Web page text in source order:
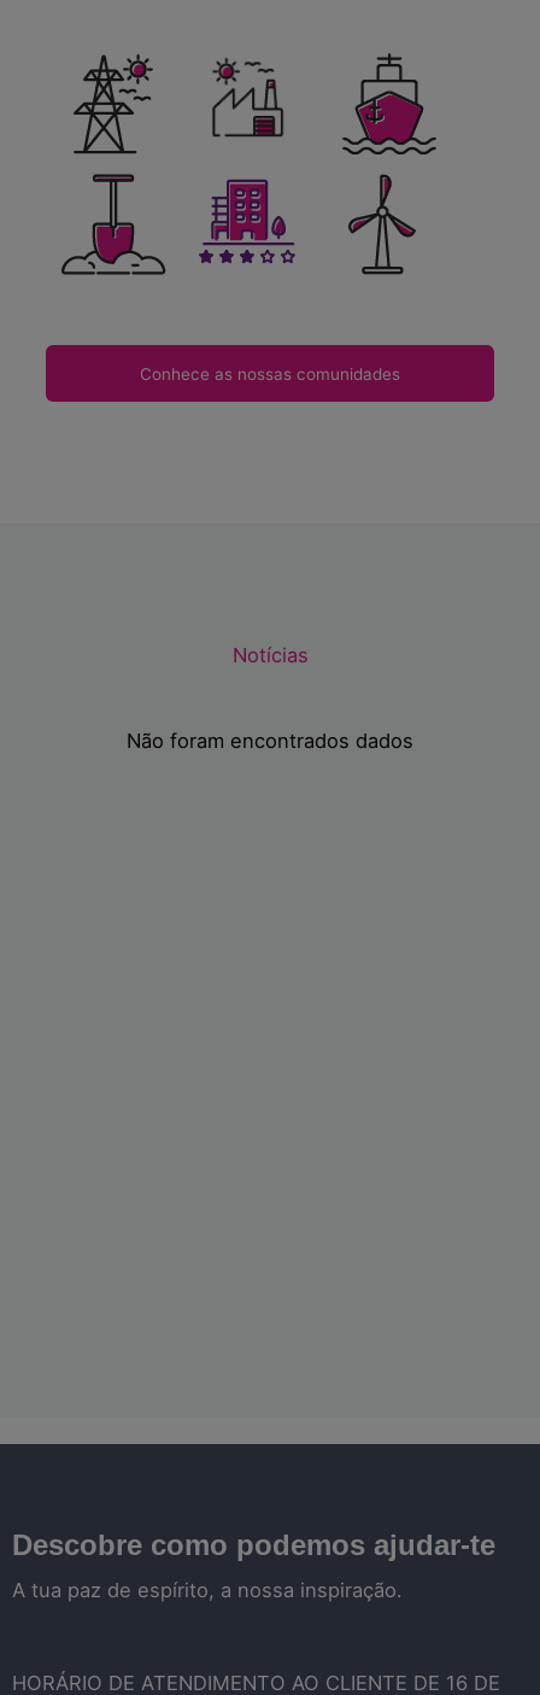
Conhece as nossas comunidades
Notícias
Não foram encontrados dados
Descobre como podemos ajudar-te
A tua paz de espírito, a nossa inspiração.
HORÁRIO DE ATENDIMENTO AO CLIENTE DE 16 DE